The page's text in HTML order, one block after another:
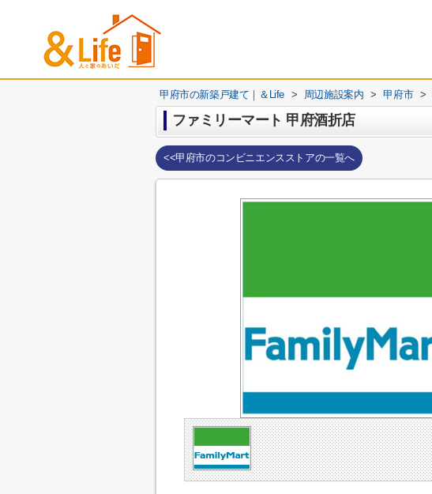
甲府市の新築戸建て｜＆Life > 周辺施設案内 > 甲府市 >
ファミリーマート 甲府酒折店
<<甲府市のコンビニエンスストアの一覧へ